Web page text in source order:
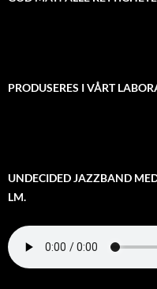
PRODUSERES I VÅRT
UNDECIDED JAZZBAND
LM.